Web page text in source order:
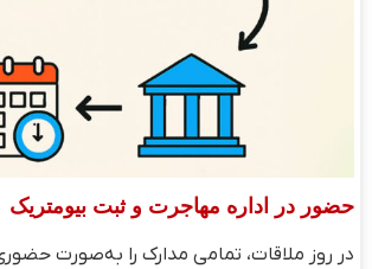
حضور در اداره مهاجرت و ثبت بیومتریک
در روز ملاقات، تمامی مدارک را به‌صورت